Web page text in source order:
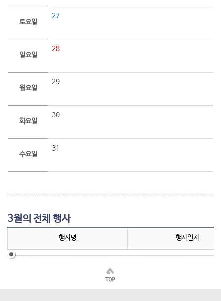
토요일
27
일요일
28
월요일
29
화요일
30
수요일
31
3월의 전체 행사
행사명 행사일자